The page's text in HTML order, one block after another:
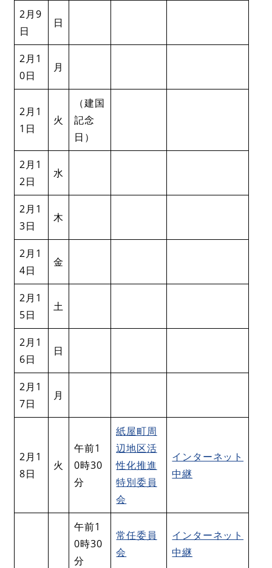
2月9
日
日
2月1
0日
月
2月1
1日
火
（建国
記念
日）
2月1
2日
水
2月1
3日
木
2月1
4日
金
2月1
5日
土
2月1
6日
日
2月1
7日
月
2月1
8日
火
午前1
0時30
分
紙屋町周
辺地区活
性化推進
特別委員
会
インターネット
中継
午前1
0時30
分
常任委員
会
インターネット
中継